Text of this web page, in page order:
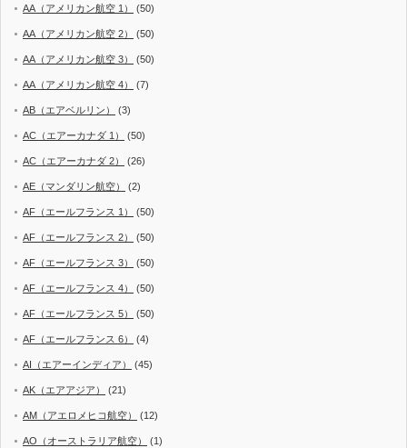
AA（アメリカン航空 1） (50)
AA（アメリカン航空 2） (50)
AA（アメリカン航空 3） (50)
AA（アメリカン航空 4） (7)
AB（エアベルリン） (3)
AC（エアーカナダ 1） (50)
AC（エアーカナダ 2） (26)
AE（マンダリン航空） (2)
AF（エールフランス 1） (50)
AF（エールフランス 2） (50)
AF（エールフランス 3） (50)
AF（エールフランス 4） (50)
AF（エールフランス 5） (50)
AF（エールフランス 6） (4)
AI（エアーインディア） (45)
AK（エアアジア） (21)
AM（アエロメヒコ航空） (12)
AO（オーストラリア航空） (1)